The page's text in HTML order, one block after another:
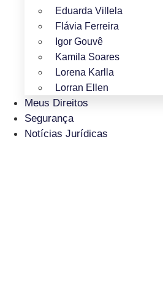
Eduarda Villela
Flávia Ferreira
Igor Gouvê
Kamila Soares
Lorena Karlla
Lorran Ellen
Meus Direitos
Segurança
Notícias Jurídicas